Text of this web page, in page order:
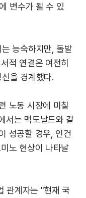
변수가 될 수 있
능숙하지만, 돌발
적 연결은 여전히
을 경계했다.
노동 시장에 미칠
서는 맥도날드와 같
성공할 경우, 인건
노 현상이 나타날
관계자는 "현재 국